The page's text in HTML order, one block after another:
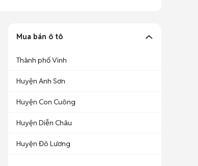
Mua bán ô tô
Thành phố Vinh
Huyện Anh Sơn
Huyện Con Cuông
Huyện Diễn Châu
Huyện Đô Lương